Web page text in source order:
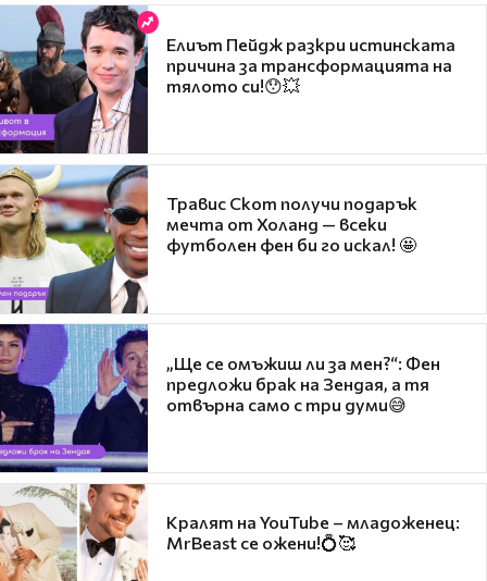
Елиът Пейдж разкри истинската
причина за трансформацията на
тялото си!😯💥
Травис Скот получи подарък
мечта от Холанд — всеки
футболен фен би го искал! 🤩
„Ще се омъжиш ли за мен?“: Фен
предложи брак на Зендая, а тя
отвърна само с три думи😅
Кралят на YouTube – младоженец:
MrBeast се ожени!💍🥰